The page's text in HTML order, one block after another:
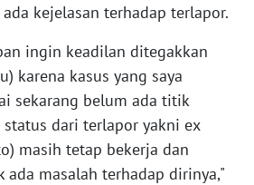
kejelasan terhadap terlapor.
ingin keadilan ditegakkan
karena kasus yang saya
sekarang belum ada titik
status dari terlapor yakni ex
masih tetap bekerja dan
ada masalah terhadap dirinya,"